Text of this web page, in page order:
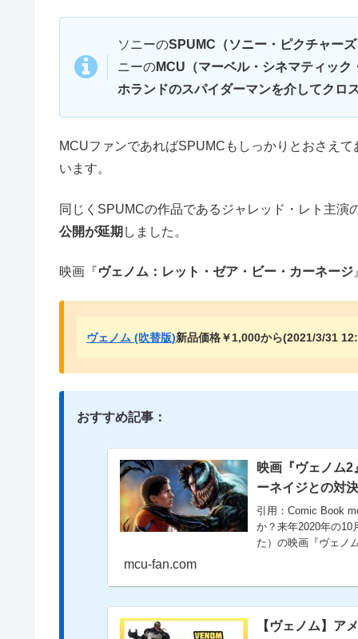
ソニーのSPUMC（ソニー・ピクチャー
ニーのMCU（マーベル・シネマティック
ホランドのスパイダーマンを介してクロ
MCUファンであればSPUMCもしっかりとおさえ
います。
同じくSPUMCの作品であるジャレッド・レト主演
公開が延期 しました。
映画『ヴェノム：レット・ゼア・ビー・カーネージ
ヴェノム (吹替版)新品価格￥1,000から(2021/3/31
おすすめ記事：
映画『ヴェノム2
ーネイジとの対
引用：Comic Book
か？来年2020年の10
た）の映画『ヴェノ
mcu-fan.com
【ヴェノム】ア